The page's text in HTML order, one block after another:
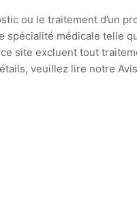
ou le traitement d’un
spécialité médicale telle
site excluent tout
veuillez lire notre